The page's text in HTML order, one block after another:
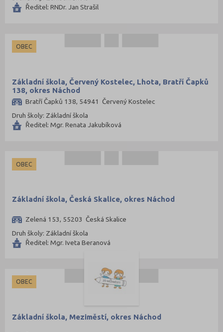
Ředitel: RNDr. Jan Strašil
OBEC
Základní škola, Červený Kostelec, Lhota, Bratří Čapků
138, okres Náchod
Bratří Čapků 138, 54941 Červený Kostelec
Druh školy: Základní škola
Ředitel: Mgr. Renata Jakubíková
OBEC
Základní škola, Česká Skalice, okres Náchod
Zelená 153, 55203 Česká Skalice
Druh školy: Základní škola
Ředitel: Mgr. Iveta Beranová
OBEC
Základní škola, Meziměstí, okres Náchod